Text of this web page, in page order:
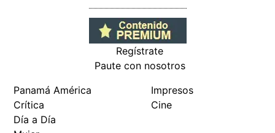
Regístrate
Paute con nosotros
Panamá América
Crítica
Día a Día
Impresos
Cine